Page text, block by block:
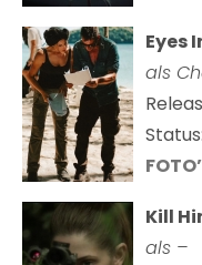
Eyes
als
Kill
als –